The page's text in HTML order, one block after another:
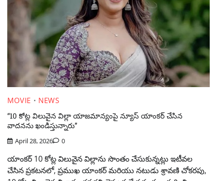
MOVIE
NEWS
“10 కోట్ల విలువైన విల్లా యాజమాన్యంపై న్యూస్ యాంకర్ చేసిన
వాదనను ఖండిస్తున్నారు”
April 28, 2026 0
యాంకర్ 10 కోట్ల విలువైన విల్లాను సొంతం చేసుకున్నట్లు ఇటీవల
చేసిన ప్రకటనలో, ప్రముఖ యాంకర్ మరియు నటుడు శ్రావణి చోకరపు,